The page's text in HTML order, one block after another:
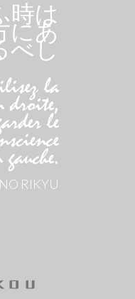
時は
にあ
べし
la
droite,
le
RIKYU